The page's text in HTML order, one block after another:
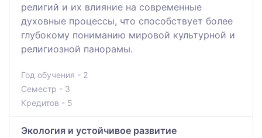
религий и их влияние на современные
духовные процессы, что способствует более
глубокому пониманию мировой культурной и
религиозной панорамы.
Год обучения - 2
Семестр - 3
Кредитов - 5
Экология и устойчивое развитие